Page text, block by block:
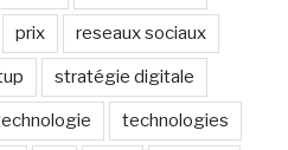
prix reseaux sociaux
stratégie digitale
technologies